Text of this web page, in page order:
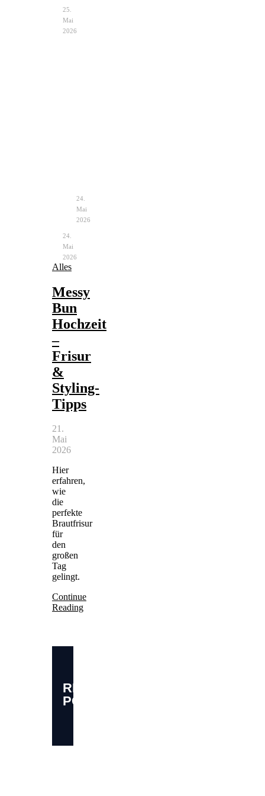
25.
Mai
2026
Deko
24.
Mai
2026
24.
Mai
2026
Alles
Messy
Bun
Hochzeit
–
Frisur
&
Styling-
Tipps
21.
Mai
2026
Hier
erfahren,
wie
die
perfekte
Brautfrisur
für
den
großen
Tag
gelingt.
Continue
Reading
RELATED
POSTS